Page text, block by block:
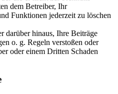
dem Betreiber, Ihr
Funktionen jederzeit zu löschen
darüber hinaus, Ihre Beiträge
o. g. Regeln verstoßen oder
oder einem Dritten Schaden